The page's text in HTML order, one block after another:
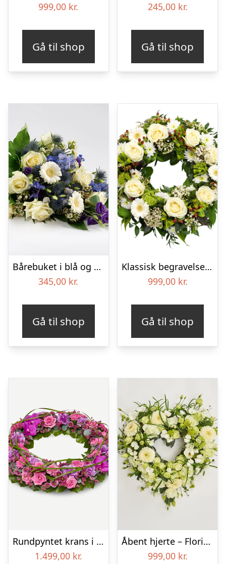
999,00 kr.
Gå til shop
245,00 kr.
Gå til shop
Bårebuket i blå og hvide nuancer – Blomster til begravelse
345,00 kr.
Gå til shop
Klassisk begravelses­krans
999,00 kr.
Gå til shop
Rundpyntet krans i klassisk stil – pink
1.499,00 kr.
Åbent hjerte – Floristens kreative valg
999,00 kr.